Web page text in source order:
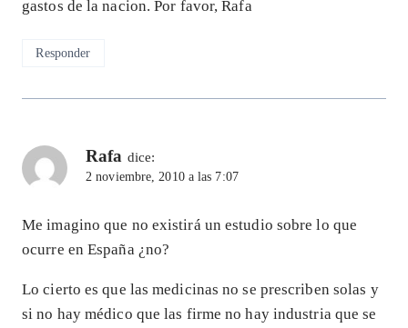
gastos de la nacion. Por favor, Rafa
Responder
Rafa dice:
2 noviembre, 2010 a las 7:07
Me imagino que no existirá un estudio sobre lo que
ocurre en España ¿no?
Lo cierto es que las medicinas no se prescriben solas y
si no hay médico que las firme no hay industria que se